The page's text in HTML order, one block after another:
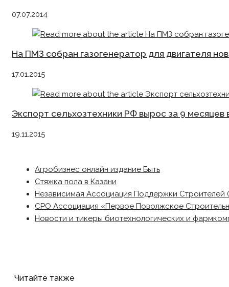
07.07.2014
На ПМЗ собран газогенератор для двигателя
17.01.2015
Экспорт сельхозтехники РФ вырос за 9
19.11.2015
Агробизнес онлайн издание Быть
Стяжка пола в Казани
Независимая Ассоциация Поддержки Строителей
СРО Ассоциация «Первое Поволжское
Новости и тикеры биотехнологических и
Читайте также